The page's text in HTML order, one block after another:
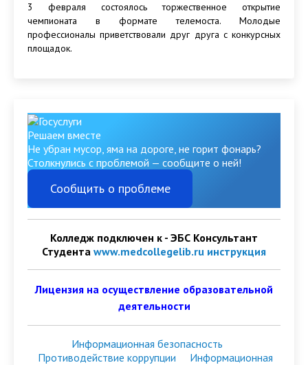
3 февраля состоялось торжественное открытие
чемпионата в формате телемоста. Молодые
профессионалы приветствовали друг друга с конкурсных
площадок.
Решаем вместе
Не убран мусор, яма на дороге, не горит фонарь?
Столкнулись с проблемой — сообщите о ней!
Сообщить о проблеме
Колледж подключен к - ЭБС Консультант
Студента www.medcollegelib.ru инструкция
Лицензия на осуществление образовательной
деятельности
Информационная безопасность
Противодействие коррупции
Информационная